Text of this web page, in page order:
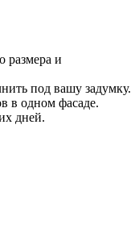
размера и
под вашу задумку.
в одном фасаде.
дней.